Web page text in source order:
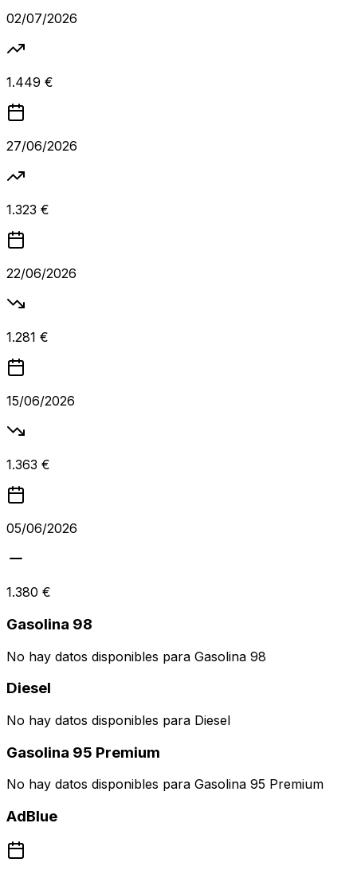
02/07/2026
1.449 €
27/06/2026
1.323 €
22/06/2026
1.281 €
15/06/2026
1.363 €
05/06/2026
1.380 €
Gasolina 98
No hay datos disponibles para Gasolina 98
Diesel
No hay datos disponibles para Diesel
Gasolina 95 Premium
No hay datos disponibles para Gasolina 95 Premium
AdBlue